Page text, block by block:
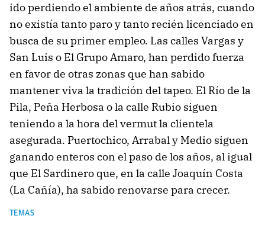
ido perdiendo el ambiente de años atrás, cuando
no existía tanto paro y tanto recién licenciado en
busca de su primer empleo. Las calles Vargas y
San Luis o El Grupo Amaro, han perdido fuerza
en favor de otras zonas que han sabido
mantener viva la tradición del tapeo. El Río de la
Pila, Peña Herbosa o la calle Rubio siguen
teniendo a la hora del vermut la clientela
asegurada. Puertochico, Arrabal y Medio siguen
ganando enteros con el paso de los años, al igual
que El Sardinero que, en la calle Joaquín Costa
(La Cañía), ha sabido renovarse para crecer.
TEMAS